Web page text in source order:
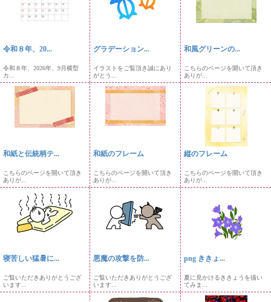
令和８年、20...
令和８年、2026年、9月横型
カ...
グラデーション...
イラストをご覧頂き誠にあり
がとう...
和風グリーンの...
こちらのページを開いて頂き
ありが...
和紙と伝統柄テ...
こちらのページを開いて頂き
ありが...
和紙のフレーム
こちらのページを開いて頂き
ありが...
縦のフレーム
こちらのページを開いて頂き
ありが...
寝苦しい猛暑に...
ご覧いただきありがとうござ
います...
悪魔の攻撃を防...
ご覧いただきありがとうござ
います...
png ききょ...
夏に見かけるききょうを描い
てみま...